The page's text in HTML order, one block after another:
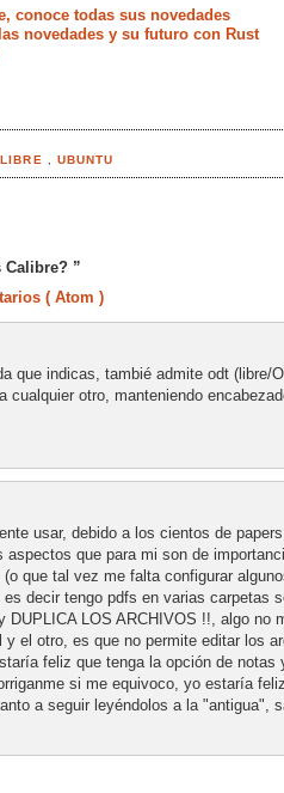
conoce todas sus novedades
novedades y su futuro con Rust
UBUNTU
Calibre? ”
( Atom )
que indicas, tambié admite odt (libre/
cualquier otro, manteniendo
usar, debido a los cientos de
que para mi son de
que tal vez me falta configurar
decir tengo pdfs en varias carpetas
DUPLICA LOS ARCHIVOS !!, algo no
el otro, es que no permite editar los
feliz que tenga la opción de notas
si me equivoco, yo estaría
a seguir leyéndolos a la "antigua",